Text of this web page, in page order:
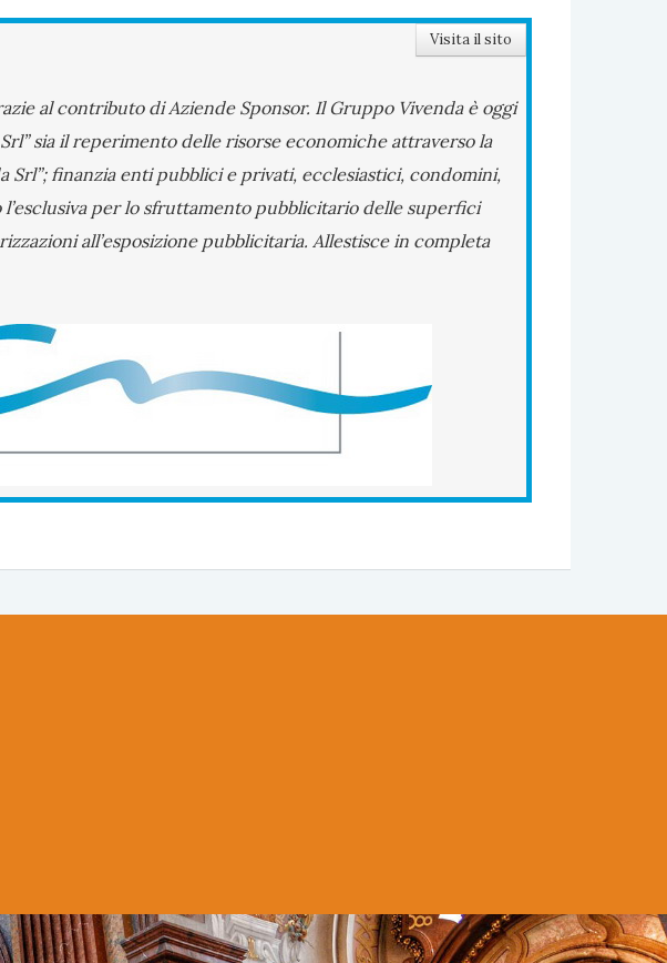
Visita il sito
al contributo di Aziende Sponsor. Il Gruppo Vivenda è oggi
sia il reperimento delle risorse economiche attraverso la
Srl”; finanzia enti pubblici e privati, ecclesiastici, condomini,
per lo sfruttamento pubblicitario delle superfici
all’esposizione pubblicitaria. Allestisce in completa